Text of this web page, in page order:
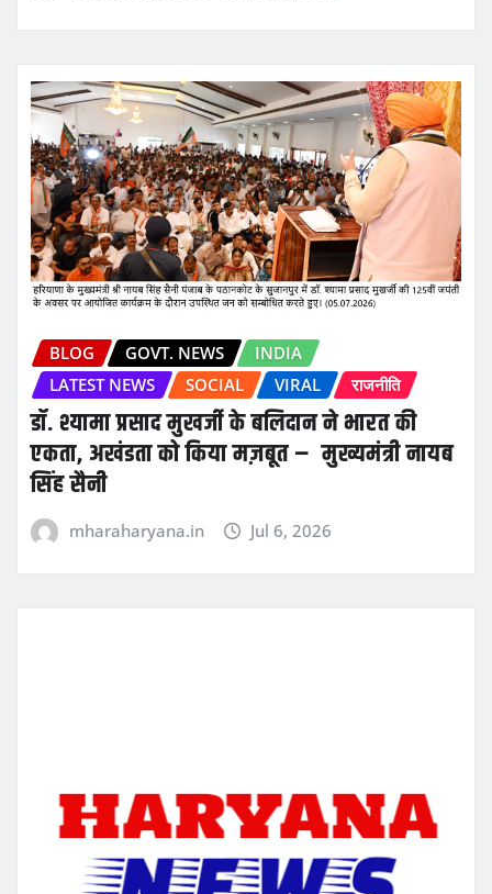
BLOG GOVT. NEWS
INDIA
LATEST NEWS
SOCIAL VIRAL राजनीति
डॉ. श्यामा प्रसाद मुखर्जी के बलिदान ने भारत की
एकता, अखंडता को किया मज़बूत – मुख्यमंत्री नायब
सिंह सैनी
mharaharyana.in Jul 6, 2026